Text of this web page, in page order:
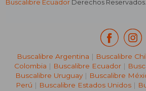
Buscalibre Ecuador Derechos Reservados.
Buscalibre Argentina | Buscalibre
Colombia | Buscalibre Ecuador |
Buscalibre Uruguay| Buscalibre
Perú | Buscalibre Estados Unidos|